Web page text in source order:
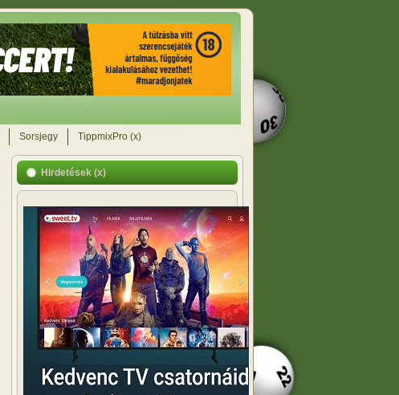
Sorsjegy TippmixPro (x)
Hirdetések (x)